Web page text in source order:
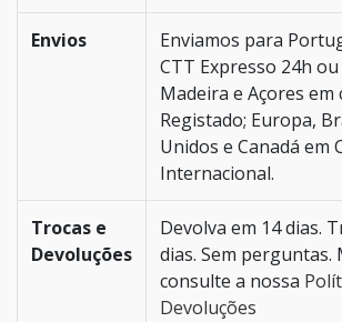
Envios
Enviamos para
CTT Expresso 24h
Madeira e Açores em
Registado; Europa,
Unidos e Canadá em
Internacional.
Trocas e
Devoluções
Devolva em 14 dias.
dias. Sem perguntas.
consulte a nossa
Devoluções